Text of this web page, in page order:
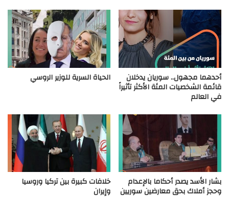
أحدهما مجهول.. سوريان يدخلان
قائمة الشخصيات المئة الأكثر تأثيراً
في العالم
الحياة السرية للوزير الروسي
بشار الأسد يصدر أحكاما بالإعدام
وحجز أملاك بحق معارضين سوريين
خلافات كبيرة بين تركيا وروسيا
وإيران